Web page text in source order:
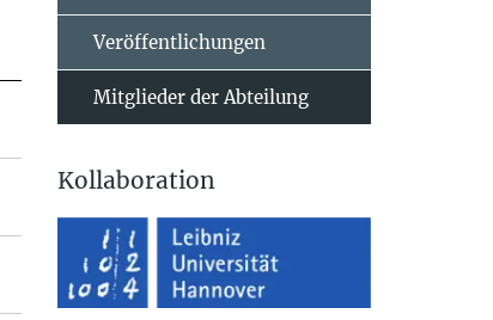
Veröffentlichungen
Mitglieder der Abteilung
Kollaboration